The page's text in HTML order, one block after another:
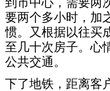
要两个多小时，加
惯。又根据以往买
至几十次房子。心
公共交通。
下了地铁，距离客